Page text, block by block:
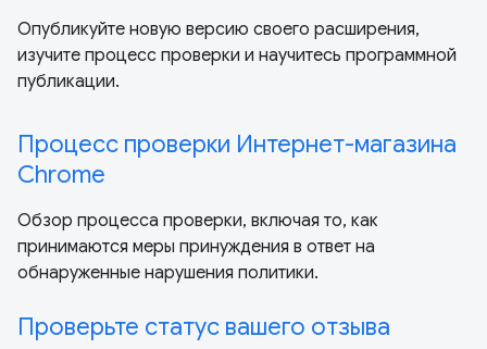
Опубликуйте новую версию своего расширения,
изучите процесс проверки и научитесь программной
публикации.
Процесс проверки Интернет-магазина
Chrome
Обзор процесса проверки, включая то, как
принимаются меры принуждения в ответ на
обнаруженные нарушения политики.
Проверьте статус вашего отзыва